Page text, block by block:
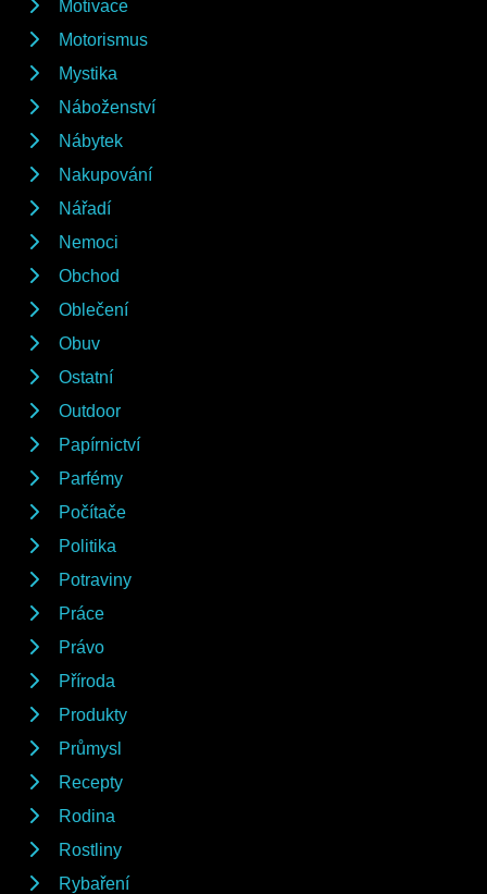
Motivace
Motorismus
Mystika
Náboženství
Nábytek
Nakupování
Nářadí
Nemoci
Obchod
Oblečení
Obuv
Ostatní
Outdoor
Papírnictví
Parfémy
Počítače
Politika
Potraviny
Práce
Právo
Příroda
Produkty
Průmysl
Recepty
Rodina
Rostliny
Rybaření